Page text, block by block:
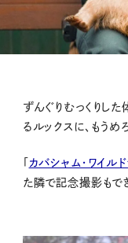
ずんぐりむっくりし
るルックスに、もうめ
カバシャム・ワイル
た隣で記念撮影もで